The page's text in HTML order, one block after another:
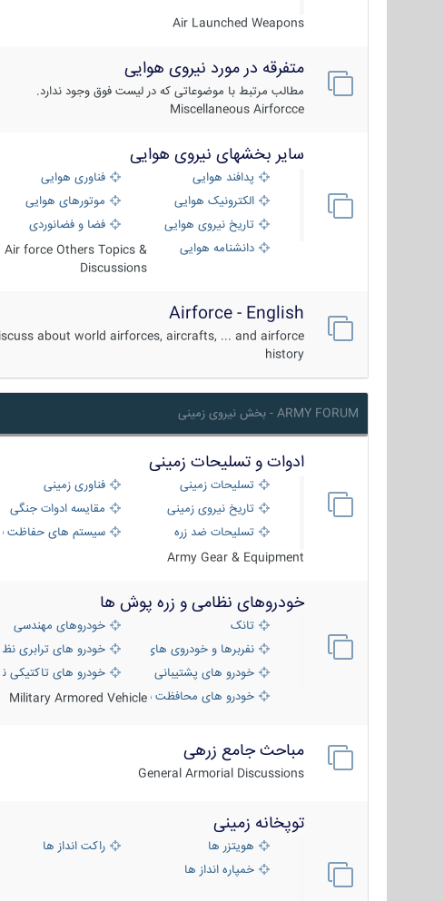
Air Launched Weapons
متفرقه در مورد نیروی هوایی
مطالب مرتبط با موضوعاتی که در لیست فوق وجود ندارد.
Miscellaneous Airforcce
سایر بخشهای نیروی هوایی
پدافند هوایی
فناوری هوایی
الکترونیک هوایی
موتورهای هوایی
تاریخ نیروی هوایی
فضا و فضانوردی
دانشنامه هوایی
Air force Others Topics &
Discussions
Airforce - English
about world airforces, aircrafts, ... and airforce
history
ARMY FORUM - بخش نیروی زمینی
ادوات و تسلیحات زمینی
تسلیحات زمینی
فناوری زمینی
تاریخ نیروی زمینی
مقایسه ادوات جنگی
تسلیحات ضد زره
سیستم های حفاظت
Army Gear & Equipment
خودروهای نظامی و زره پوش ها
تانک
خودروهای مهندسی
نفربرها و خودروی های رزمی پیاده نظامخودرو های ترابری
خودرو های پشتیبانی آتش ، شناسایی و ضد تانک
خودرو های تاکتیکی
خودرو های محافظت شدهMilitary Armored Vehicle
مباحث جامع زرهی
General Armorial Discussions
توپخانه زمینی
هویتزر ها
راکت انداز ها
خمپاره انداز ها